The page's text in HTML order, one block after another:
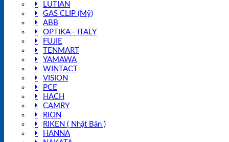
LUTIAN
GAS CLIP (Mỹ)
ABB
OPTIKA - ITALY
FUJIE
TENMART
YAMAWA
WINTACT
VISION
PCE
HACH
CAMRY
RION
RIKEN ( Nhật Bản )
HANNA